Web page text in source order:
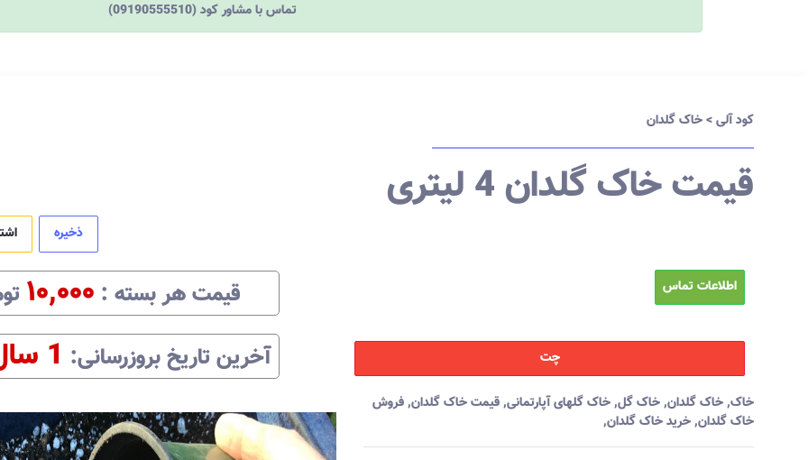
(09190555510) تماس با مشاور کود
کود آلی>خاک گلدان
قیمت خاک گلدان 4 لیتری
اطلاعات تماس
چت
ذخیره
قیمت هربسته :‌ ۱۰,۰۰۰
آخرین تاریخ بروزرسانی:‌ 1 سال
خاک,خاک گلدان,خاک گل,خاک گلهای آپارتمانی,قیمت خاک گلدان,فروش
خاک گلدان,خرید خاک گلدان,